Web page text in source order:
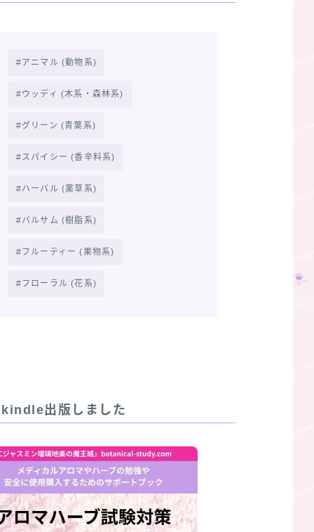
アニマル (動物系)
ウッディ (木系・森林系)
グリーン (青葉系)
スパイシー (香辛料系)
ハーバル (薬草系)
バルサム (樹脂系)
フルーティー (果物系)
フローラル (花系)
出版しました